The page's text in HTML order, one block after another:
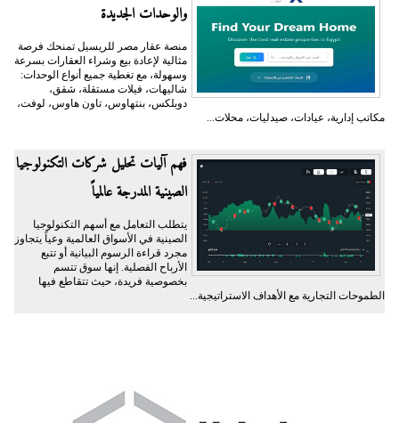
والوحدات الجديدة
منصة عقار مصر للريسيل تمنحك فرصة
مثالية لإعادة بيع وشراء العقارات بسرعة
وسهولة، مع تغطية جميع أنواع الوحدات:
شاليهات، فيلات مستقلة، شقق،
دوبلكس، بنتهاوس، تاون هاوس، لوفت،
مكاتب إدارية، عيادات، صيدليات، محلات...
فهم آليات تحليل شركات التكنولوجيا
الصينية المدرجة عالمياً
يتطلب التعامل مع أسهم التكنولوجيا
الصينية في الأسواق العالمية وعياً يتجاوز
مجرد قراءة الرسوم البيانية أو تتبع
الأرباح الفصلية. إنها سوق تتسم
بخصوصية فريدة، حيث تتقاطع فيها
الطموحات التجارية مع الأهداف الاستراتيجية...